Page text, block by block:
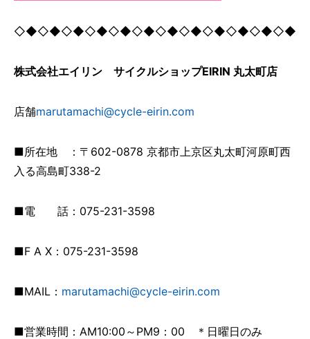
◇◆◇◆◇◆◇◆◇◆◇◆◇◆◇◆◇◆◇◆◇◆◇◆
株式会社エイリン サイクルショップEIRIN 丸太町店
店舗marutamachi@cycle-eirin.com
■所在地 ：〒602-0878 京都市上京区丸太町河原町西
入る高島町338-2
■電 話：075-231-3598
■F A X：075-231-3598
■MAIL： marutamachi@cycle-eirin.com
■営業時間：AM10:00～PM9：00 ＊日曜日のみ